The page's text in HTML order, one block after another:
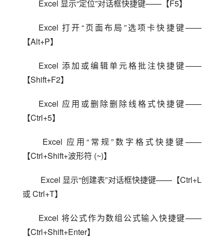
Excel 显示“定位”对话框快捷键——【F5】
Excel 打开“页面布局”选项卡快捷键——
【Alt+P】
Excel 添加或编辑单元格批注快捷键——
【Shift+F2】
Excel 应用或删除删除线格式快捷键——
【Ctrl+5】
【Ctrl+Shift+波形符 (~)】
或 Ctrl+T】
Excel 将公式作为数组公式输入快捷键——
【Ctrl+Shift+Enter】